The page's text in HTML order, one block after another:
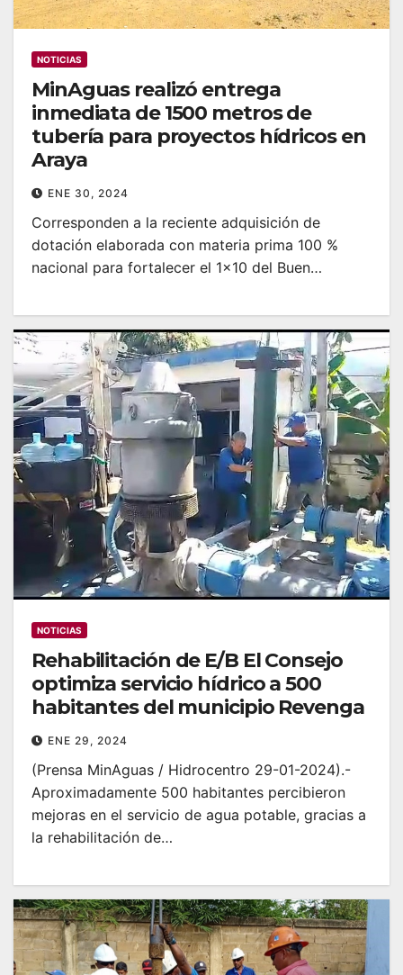
NOTICIAS
MinAguas realizó entrega
inmediata de 1500 metros de
tubería para proyectos hídricos en
Araya
ENE 30, 2024
Corresponden a la reciente adquisición de
dotación elaborada con materia prima 100 %
nacional para fortalecer el 1×10 del Buen…
NOTICIAS
Rehabilitación de E/B El Consejo
optimiza servicio hídrico a 500
habitantes del municipio Revenga
ENE 29, 2024
(Prensa MinAguas / Hidrocentro 29-01-2024).-
Aproximadamente 500 habitantes percibieron
mejoras en el servicio de agua potable, gracias a
la rehabilitación de…